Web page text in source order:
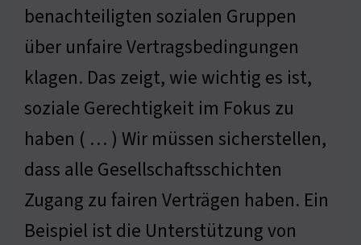
benachteiligten sozialen Gruppen
über unfaire Vertragsbedingungen
klagen. Das zeigt, wie wichtig es ist,
soziale Gerechtigkeit im Fokus zu
haben ( … ) Wir müssen sicherstellen,
dass alle Gesellschaftsschichten
Zugang zu fairen Verträgen haben. Ein
Beispiel ist die Unterstützung von